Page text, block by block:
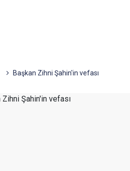
Başkan Zihni Şahin'in vefası